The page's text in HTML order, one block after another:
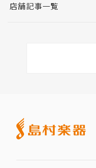
店舗記事一覧